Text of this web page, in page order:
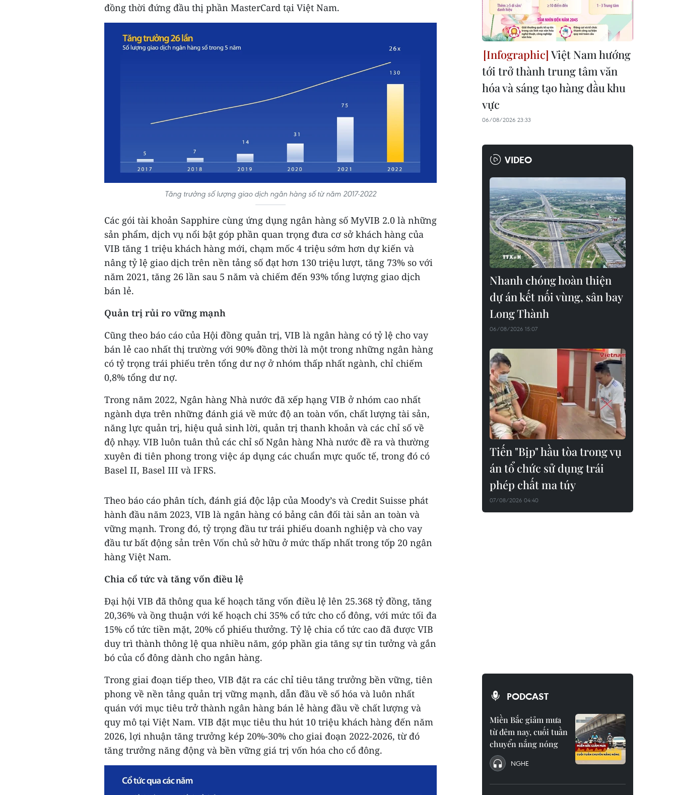
đồng thời đứng đầu thị phần MasterCard tại Việt Nam.
Tăng trưởng số lượng giao dịch ngân hàng số từ năm 2017-2022
Các gói tài khoản Sapphire cùng ứng dụng ngân hàng số MyVIB 2.0 là những
sản phẩm, dịch vụ nổi bật góp phần quan trọng đưa cơ sở khách hàng của
VIB tăng 1 triệu khách hàng mới, chạm mốc 4 triệu sớm hơn dự kiến và
nâng tỷ lệ giao dịch trên nền tảng số đạt hơn 130 triệu lượt, tăng 73% so với
năm 2021, tăng 26 lần sau 5 năm và chiếm đến 93% tổng lượng giao dịch
bán lẻ.
Quản trị rủi ro vững mạnh
Cũng theo báo cáo của Hội đồng quản trị, VIB là ngân hàng có tỷ lệ cho vay
bán lẻ cao nhất thị trường với 90% đồng thời là một trong những ngân hàng
có tỷ trọng trái phiếu trên tổng dư nợ ở nhóm thấp nhất ngành, chỉ chiếm
0,8% tổng dư nợ.
Trong năm 2022, Ngân hàng Nhà nước đã xếp hạng VIB ở nhóm cao nhất
ngành dựa trên những đánh giá về mức độ an toàn vốn, chất lượng tài sản,
năng lực quản trị, hiệu quả sinh lời, quản trị thanh khoản và các chỉ số về
độ nhạy. VIB luôn tuân thủ các chỉ số Ngân hàng Nhà nước đề ra và thường
xuyên đi tiên phong trong việc áp dụng các chuẩn mực quốc tế, trong đó có
Basel II, Basel III và IFRS.
Theo báo cáo phân tích, đánh giá độc lập của Moody’s và Credit Suisse phát
hành đầu năm 2023, VIB là ngân hàng có bảng cân đối tài sản an toàn và
vững mạnh. Trong đó, tỷ trọng đầu tư trái phiếu doanh nghiệp và cho vay
đầu tư bất động sản trên Vốn chủ sở hữu ở mức thấp nhất trong tốp 20 ngân
hàng Việt Nam.
Chia cổ tức và tăng vốn điều lệ
Đại hội VIB đã thông qua kế hoạch tăng vốn điều lệ lên 25.368 tỷ đồng, tăng
20,36% và ồng thuận với kế hoạch chi 35% cổ tức cho cổ đông, với mức tối đa
15% cổ tức tiền mặt, 20% cổ phiếu thưởng. Tỷ lệ chia cổ tức cao đã được VIB
duy trì thành thông lệ qua nhiều năm, góp phần gia tăng sự tin tưởng và gắn
bó của cổ đông dành cho ngân hàng.
Trong giai đoạn tiếp theo, VIB đặt ra các chỉ tiêu tăng trưởng bền vững, tiên
phong về nền tảng quản trị vững mạnh, dẫn đầu về số hóa và luôn nhất
quán với mục tiêu trở thành ngân hàng bán lẻ hàng đầu về chất lượng và
quy mô tại Việt Nam. VIB đặt mục tiêu thu hút 10 triệu khách hàng đến năm
2026, lợi nhuận tăng trưởng kép 20%-30% cho giai đoạn 2022-2026, từ đó
tăng trưởng năng động và bền vững giá trị vốn hóa cho cổ đông.
Việt Nam hướng
tới trở thành trung tâm văn
hóa và sáng tạo hàng đầu khu
vực
06/08/2026 23:33
VIDEO
Nhanh chóng hoàn thiện
dự án kết nối vùng, sân bay
Long Thành
06/08/2026 15:07
Tiến "Bịp" hầu tòa trong vụ
án tổ chức sử dụng trái
phép chất ma túy
07/08/2026 04:40
PODCAST
Miền Bắc giảm mưa
từ đêm nay, cuối tuần
chuyển nắng nóng
NGHE